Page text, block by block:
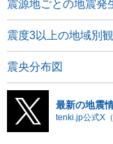
震源地ごとの地震発
震度3以上の地域別
震央分布図
最新の地震
tenki.jp公式X